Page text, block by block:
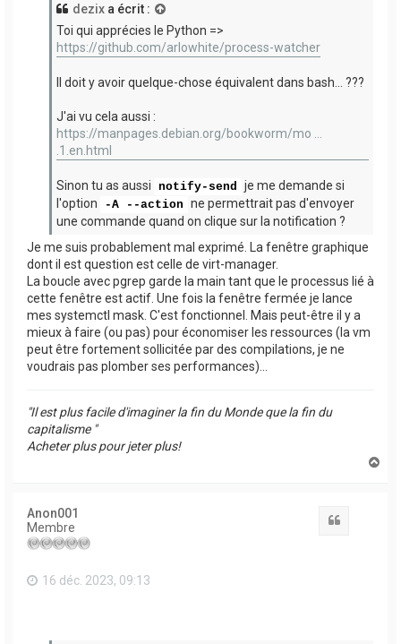
dezix a écrit :
Toi qui apprécies le Python =>
https://github.com/arlowhite/process-watcher
Il doit y avoir quelque-chose équivalent dans bash... ???
J'ai vu cela aussi :
https://manpages.debian.org/bookworm/mo ...
.1.en.html
Sinon tu as aussi notify-send
je me demande si
l'option
-A --action ne permettrait pas d'envoyer
une commande quand on clique sur la notification ?
Je me suis probablement mal exprimé. La fenêtre graphique
dont il est question est celle de virt-manager.
La boucle avec pgrep garde la main tant que le processus lié à
cette fenêtre est actif. Une fois la fenêtre fermée je lance
mes systemctl mask. C'est fonctionnel. Mais peut-être il y a
mieux à faire (ou pas) pour économiser les ressources (la vm
peut être fortement sollicitée par des compilations, je ne
voudrais pas plomber ses performances)...
"Il est plus facile d'imaginer la fin du Monde que la fin du
capitalisme "
Acheter plus pour jeter plus!
Anon001
Membre
16 déc. 2023, 09:13